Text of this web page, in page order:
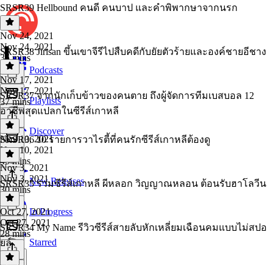
Podcasts
Playlists
Discover
New Releases
In Progress
Starred
SRSR39 Hellbound คนดี คนบาป และคำพิพากษาจากนรก
Nov 24, 2021
Nov 24, 2021
35 mins
SRSR38 Jirisan ขึ้นเขาจีรีไปสืบคดีกับยัยตัวร้ายและองค์ชายอีชาง
Nov 17, 2021
Nov 17, 2021
37 mins
SRSR37 จากนักเก็บข้าวของคนตาย ถึงผู้จัดการทีมเบสบอล 12
อาชีพสุดแปลกในซีรีส์เกาหลี
Nov 10, 2021
Nov 10, 2021
40 mins
SRSR36 10 รายการวาไรตี้ที่คนรักซีรีส์เกาหลีต้องดู
Nov 3, 2021
Nov 3, 2021
30 mins
SRSR35 รวมซีรีส์เกาหลี ผีหลอก วิญญาณหลอน ต้อนรับฮาโลวีน
Oct 27, 2021
Oct 27, 2021
28 mins
SRSR34 My Name รีวิวซีรีส์สายลับหักเหลี่ยมเฉือนคมแบบไม่สปอ
ยล์